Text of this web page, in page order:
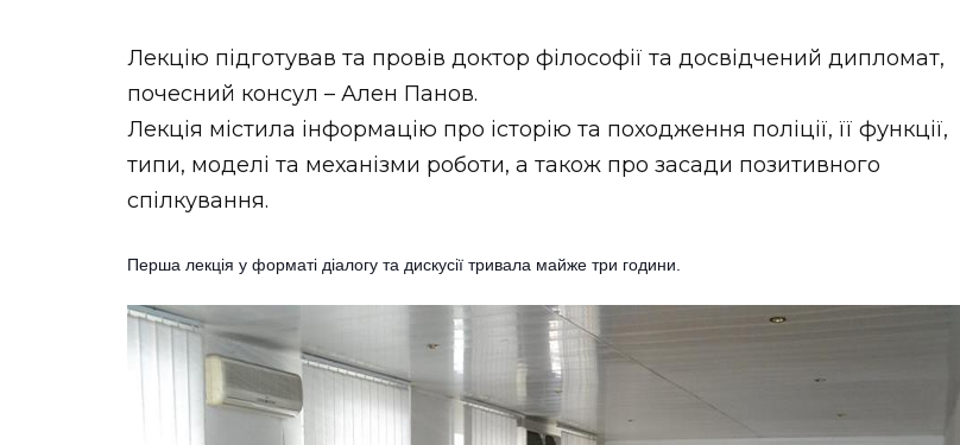
Лекцію підготував та провів доктор філософії та досвідчений дипломат,
почесний консул – Ален Панов.
Лекція містила інформацію про історію та походження поліції, її функції,
типи, моделі та механізми роботи, а також про засади позитивного
спілкування.
Перша лекція у форматі діалогу та дискусії тривала майже три години.